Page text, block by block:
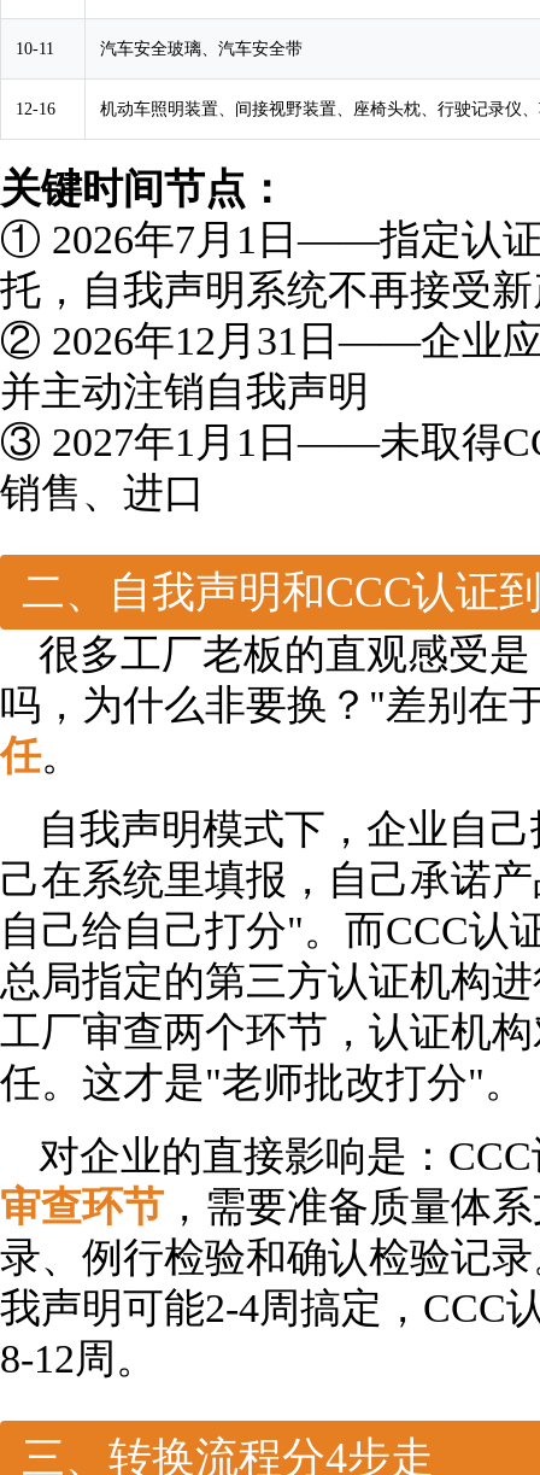
10-11 汽车安全玻璃、汽车安全带
12-16 机动车照明装置、间接视野装置、座椅头枕、行驶记录仪
关键时间节点：
① 2026年7月1日——指定认
托，自我声明系统不再接受
② 2026年12月31日——企业
并主动注销自我声明
③ 2027年1月1日——未取得
销售、进口
二、自我声明和CCC认证
很多工厂老板的直观感受
吗，为什么非要换？"差别在
任。
自我声明模式下，企业自
己在系统里填报，自己承诺
自己给自己打分"。而CCC认
总局指定的第三方认证机构
工厂审查两个环节，认证机
任。这才是"老师批改打分"。
对企业的直接影响是：
审查环节 ，需要准备质量体
录、例行检验和确认检验记
我声明可能2-4周搞定，CCC
8-12周。
三、转换流程分4步走